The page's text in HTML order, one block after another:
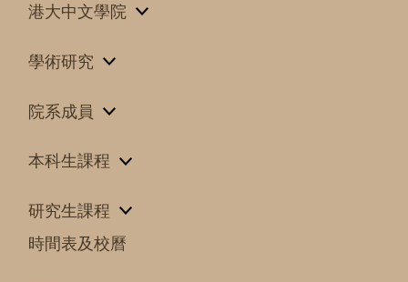
港大中文學院
學術研究
院系成員
本科生課程
研究生課程
時間表及校曆